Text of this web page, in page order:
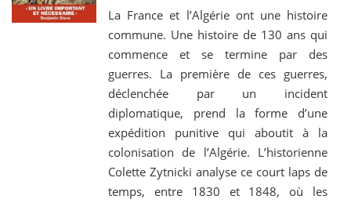
La France et l’Algérie ont une histoire
commune. Une histoire de 130 ans qui
commence et se termine par des
guerres. La première de ces guerres,
déclenchée par un incident
diplomatique, prend la forme d’une
expédition punitive qui aboutit à la
colonisation de l’Algérie. L’historienne
Colette Zytnicki analyse ce court laps de
temps, entre 1830 et 1848, où les